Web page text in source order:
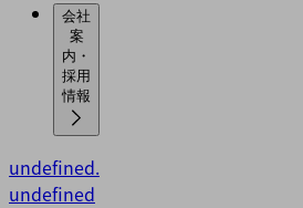
会社
案
内・
採用
情報
undefined.
undefined